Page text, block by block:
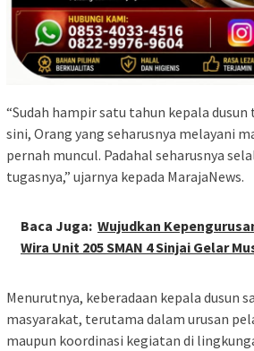
“Sudah hampir satu tahun kepala
sini, Orang yang seharusnya melayani
pernah muncul. Padahal seharusnya
tugasnya,” ujarnya kepada MarajaNews.
Baca Juga: Wujudkan
Wira Unit 205 SMAN 4 Sinjai Gelar
Menurutnya, keberadaan kepala dusun
masyarakat, terutama dalam urusan
maupun koordinasi kegiatan di